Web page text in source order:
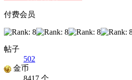
付费会员
帖子
502
金币
8417 个